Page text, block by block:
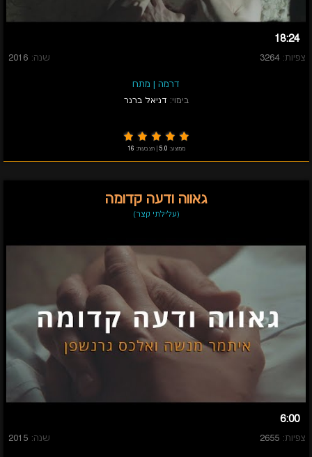
18:24
צפיות: 3264 שנה: 2016
דרמה | מתח
בימוי: דניאל ברנר
ממוצע: 5.0
|הצבעות: 16
גאווה ודעה קדומה
(עלילתי קצר)
6:00
צפיות: 2655 שנה: 2015